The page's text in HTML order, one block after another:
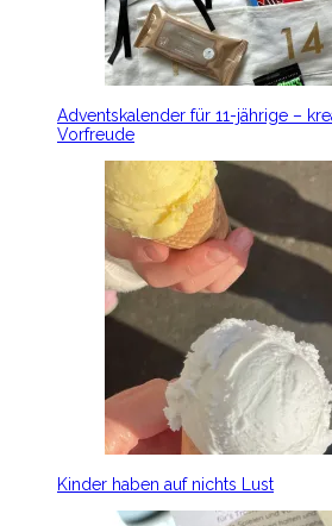
Adventskalender für 11-jährige –
Vorfreude
Kinder haben auf nichts Lust